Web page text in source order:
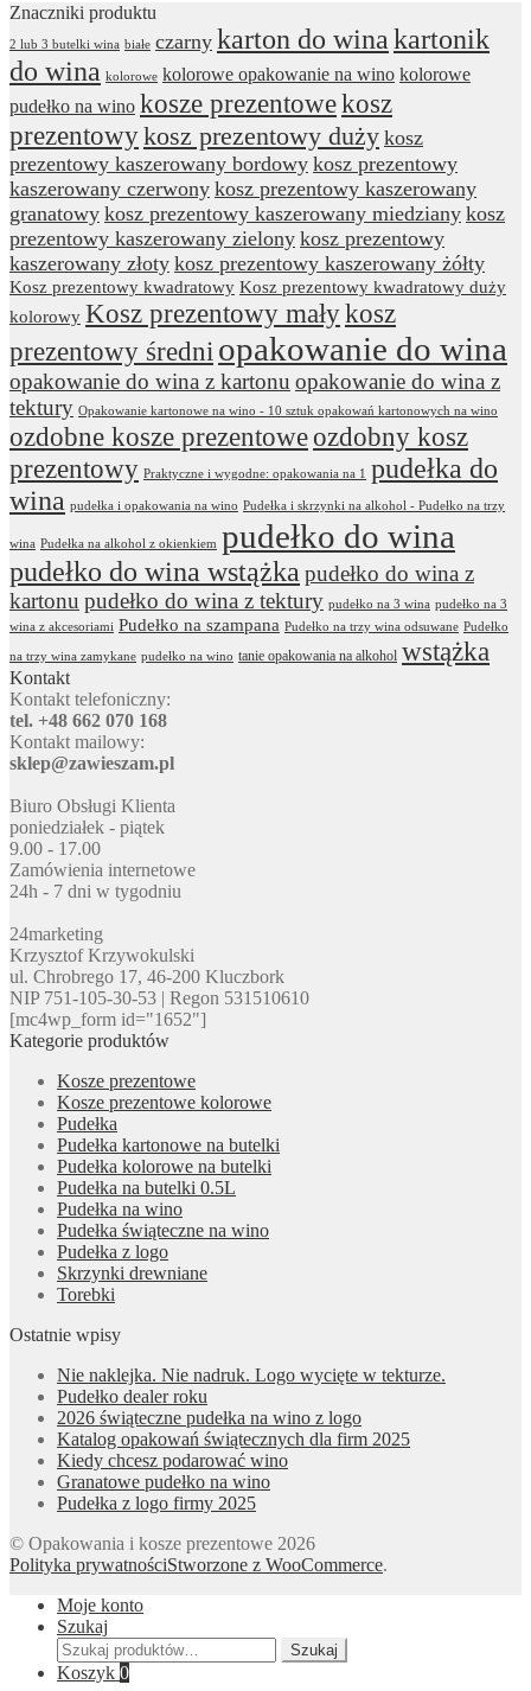
Znaczniki produktu
2 lub 3 butelki wina białe czarny karton do wina kartonik
do wina kolorowe kolorowe opakowanie na wino kolorowe
pudełko na wino kosze prezentowekosz
prezentowykosz prezentowy duży kosz
prezentowy kaszerowany bordowy kosz prezentowy
kaszerowany czerwony kosz prezentowy kaszerowany
granatowy kosz prezentowy kaszerowany miedziany kosz
prezentowy kaszerowany zielony kosz prezentowy
kaszerowany złoty kosz prezentowy kaszerowany żółty
Kosz prezentowy kwadratowy Kosz prezentowy kwadratowy duży
kolorowy Kosz prezentowy małykosz
prezentowy średni opakowanie do wina
opakowanie do wina z kartonu opakowanie do wina z
tektury Opakowanie kartonowe na wino - 10 sztuk opakowań kartonowych na wino
ozdobne kosze prezentoweozdobny kosz
prezentowy Praktyczne i wygodne: opakowania na 1
pudełka do
wina pudełka i opakowania na wino Pudełka i skrzynki na alkohol - Pudełko na trzy
wina Pudełka na alkohol z okienkiem pudełko do wina
pudełko do wina wstążka pudełko do wina z
kartonu pudełko do wina z tektury pudełko na 3 wina pudełko na 3
wina z akcesoriami Pudełko na szampana Pudełko na trzy wina odsuwane Pudełko
na trzy wina zamykane pudełko na wino tanie opakowania na alkohol wstążka
Kontakt
Kontakt telefoniczny:
tel. +48 662 070 168
Kontakt mailowy:
sklep@zawieszam.pl
Biuro Obsługi Klienta
poniedziałek - piątek
9.00 - 17.00
Zamówienia internetowe
24h - 7 dni w tygodniu
24marketing
Krzysztof Krzywokulski
ul. Chrobrego 17, 46-200 Kluczbork
NIP 751-105-30-53 | Regon 531510610
[mc4wp_form id="1652"]
Kategorie produktów
Kosze prezentowe
Kosze prezentowe kolorowe
Pudełka
Pudełka kartonowe na butelki
Pudełka kolorowe na butelki
Pudełka na butelki 0.5L
Pudełka na wino
Pudełka świąteczne na wino
Pudełka z logo
Skrzynki drewniane
Torebki
Ostatnie wpisy
Nie naklejka. Nie nadruk. Logo wycięte w tekturze.
Pudełko dealer roku
2026 świąteczne pudełka na wino z logo
Katalog opakowań świątecznych dla firm 2025
Kiedy chcesz podarować wino
Granatowe pudełko na wino
Pudełka z logo firmy 2025
© Opakowania i kosze prezentowe 2026
Polityka prywatnościStworzone z WooCommerce.
Moje konto
Szukaj
Szukaj:
Szukaj
Koszyk 0